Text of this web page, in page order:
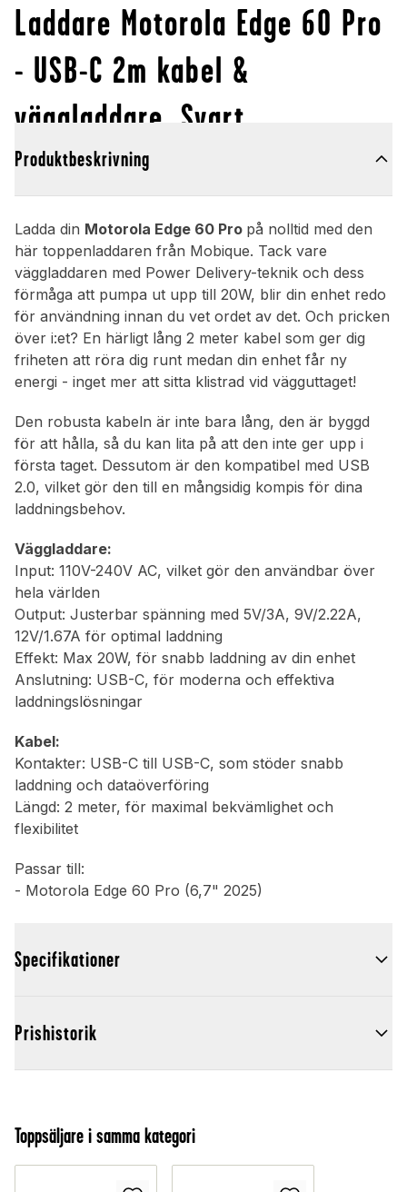
Laddare Motorola Edge 60 Pro
- USB-C 2m kabel &
väggladdare, Svart
Produktbeskrivning
Ladda din Motorola Edge 60 Pro på nolltid med den
här toppenladdaren från Mobique. Tack vare
väggladdaren med Power Delivery-teknik och dess
förmåga att pumpa ut upp till 20W, blir din enhet redo
för användning innan du vet ordet av det. Och pricken
över i:et? En härligt lång 2 meter kabel som ger dig
friheten att röra dig runt medan din enhet får ny
energi - inget mer att sitta klistrad vid vägguttaget!
Den robusta kabeln är inte bara lång, den är byggd
för att hålla, så du kan lita på att den inte ger upp i
första taget. Dessutom är den kompatibel med USB
2.0, vilket gör den till en mångsidig kompis för dina
laddningsbehov.
Väggladdare:
Input: 110V-240V AC, vilket gör den användbar över
hela världen
Output: Justerbar spänning med 5V/3A, 9V/2.22A,
12V/1.67A för optimal laddning
Effekt: Max 20W, för snabb laddning av din enhet
Anslutning: USB-C, för moderna och effektiva
laddningslösningar
Kabel:
Kontakter: USB-C till USB-C, som stöder snabb
laddning och dataöverföring
Längd: 2 meter, för maximal bekvämlighet och
flexibilitet
Passar till:
- Motorola Edge 60 Pro (6,7" 2025)
Specifikationer
Prishistorik
Toppsäljare i samma kategori